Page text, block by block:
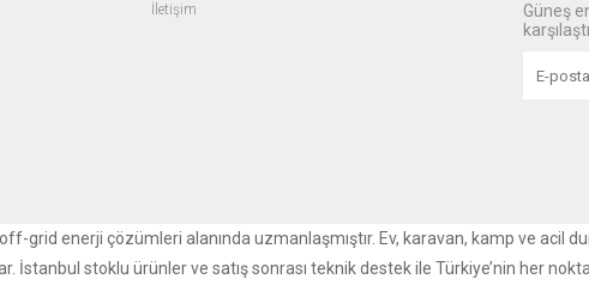
İletişim
Güneş
grid enerji çözümleri alanında uzmanlaşmıştır. Ev, karavan, kamp ve acil
stoklu ürünler ve satış sonrası teknik destek ile Türkiye’nin her